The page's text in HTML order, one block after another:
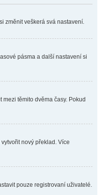
změnit veškerá svá nastavení.
pásma a další nastavení si
těmito dvěma časy. Pokud
nový překlad. Více
pouze registrovaní uživatelé.